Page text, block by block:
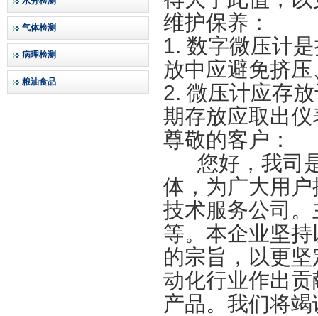
气体检测
病理检测
粮油食品
维护保养：
1. 数字微压计
放中应避免挤
2. 微压计应存
期存放应取出
尊敬的客户：
您好，我司是
体，为广大用
技术服务公司
等。本企业坚
的宗旨，以更
动化行业作出
产品。我们将